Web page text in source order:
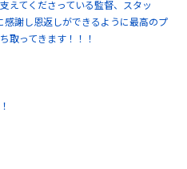
えてくださっている監督、スタッ
感謝し恩返しができるように最高のプ
取ってきます！！！